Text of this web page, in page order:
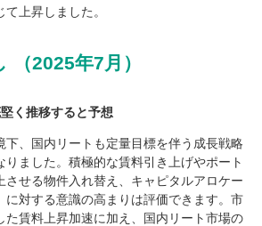
上昇しました。
（2025年7月）
く推移すると予想
下、国内リートも定量目標を伴う成長戦略
りました。積極的な賃料引き上げやポート
させる物件入れ替え、キャピタルアロケー
に対する意識の高まりは評価できます。市
た賃料上昇加速に加え、国内リート市場の